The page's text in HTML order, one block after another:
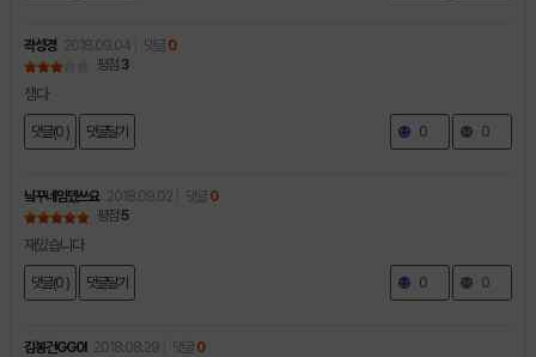
곽성경 2018.09.04 댓글 0
평점 3
잼다
댓글(0 ) 댓글달기 0 0
닠꾸네임뎄쓰요 2018.09.02 댓글 0
평점 5
재밌습니다
댓글(0 ) 댓글달기 0 0
김봉건GG0I 2018.08.29 댓글 0